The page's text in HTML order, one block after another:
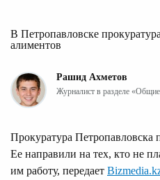
В Петропавловске
алиментов
Рашид Ахметов
Журналист в разделе
Прокуратура Петропавловска
Ее направили на тех, кто не
им работу, передает